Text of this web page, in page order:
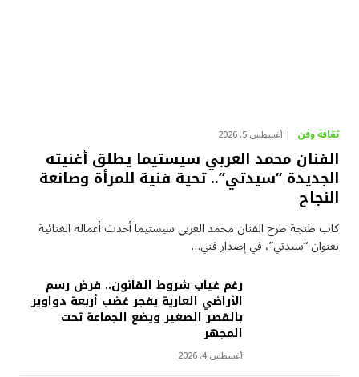
ثقافة وفن أغسطس 5, 2026
الفنان محمد العربي سيستيما يطلق أغنيته
الجديدة “سيدتي”.. تحية فنية للمرأة وصانعة
النجاح
كاب طنجة طرح الفنان محمد العربي سيستيما أحدث أعماله الغنائية
بعنوان “سيدتي”، في إصدار فني…
رغم غياب شروط القانون.. فرض رسم
الأراضي العارية يفجر غضب أربعة دواوير
بالقصر الصغير ويضع الجماعة تحت
المجهر
أغسطس 4, 2026